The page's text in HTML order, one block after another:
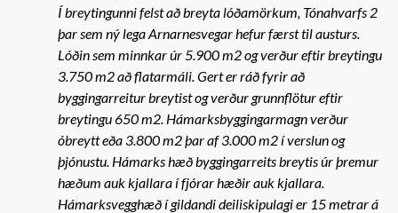
Í breytingunni felst að breyta lóðamörkum, Tónahvarfs 2
þar sem ný lega Arnarnesvegar hefur færst til austurs.
Lóðin sem minnkar úr 5.900 m2 og verður eftir breytingu
3.750 m2 að flatarmáli. Gert er ráð fyrir að
byggingarreitur breytist og verður grunnflötur eftir
breytingu 650 m2. Hámarksbyggingarmagn verður
óbreytt eða 3.800 m2 þar af 3.000 m2 í verslun og
þjónustu. Hámarks hæð byggingarreits breytis úr þremur
hæðum auk kjallara í fjórar hæðir auk kjallara.
Hámarksvegghæð í gildandi deiliskipulagi er 15 metrar á